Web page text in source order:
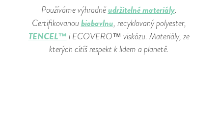
Používáme výhradněudržitelné materiály.
Certifikovanou biobavlnu, recyklovaný polyester,
TENCEL™ i ECOVERO™ viskózu. Materiály, ze
kterých cítíš respekt k lidem a planetě.